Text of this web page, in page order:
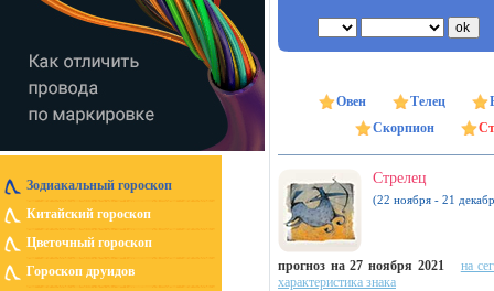
Зодиакальный гороскоп
Китайский гороскоп
Цветочный гороскоп
Гороскоп друидов
Овен Телец
Скорпион
Стрелец
(22 ноября - 21
прогноз на 27 ноября 2021
на
характеристика знака